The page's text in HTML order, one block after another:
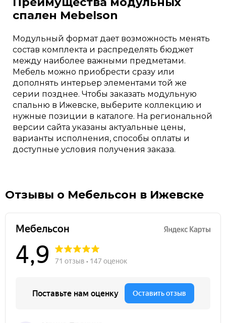
спален Mebelson
Модульный формат дает возможность менять
состав комплекта и распределять бюджет
между наиболее важными предметами.
Мебель можно приобрести сразу или
дополнять интерьер элементами той же
серии позднее. Чтобы заказать модульную
спальню в Ижевске, выберите коллекцию и
нужные позиции в каталоге. На региональной
версии сайта указаны актуальные цены,
варианты исполнения, способы оплаты и
доступные условия получения заказа.
Отзывы о Мебельсон в Ижевске